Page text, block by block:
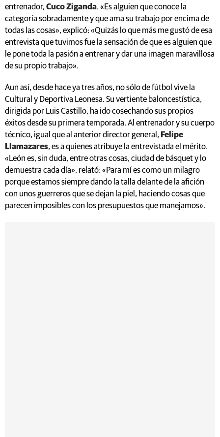
entrenador, Cuco Ziganda. «Es alguien que conoce la
categoría sobradamente y que ama su trabajo por encima de
todas las cosas», explicó: «Quizás lo que más me gustó de esa
entrevista que tuvimos fue la sensación de que es alguien que
le pone toda la pasión a entrenar y dar una imagen maravillosa
de su propio trabajo».
Aun así, desde hace ya tres años, no sólo de fútbol vive la
Cultural y Deportiva Leonesa. Su vertiente baloncestística,
dirigida por Luis Castillo, ha ido cosechando sus propios
éxitos desde su primera temporada. Al entrenador y su cuerpo
técnico, igual que al anterior director general, Felipe
Llamazares, es a quienes atribuye la entrevistada el mérito.
«León es, sin duda, entre otras cosas, ciudad de básquet y lo
demuestra cada día», relató: «Para mí es como un milagro
porque estamos siempre dando la talla delante de la afición
con unos guerreros que se dejan la piel, haciendo cosas que
parecen imposibles con los presupuestos que manejamos».